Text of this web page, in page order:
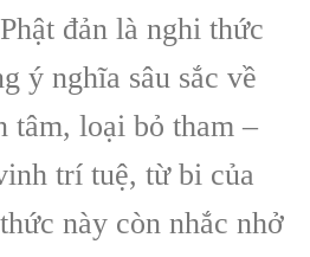
đản là nghi thức
ý nghĩa sâu sắc về
tâm, loại bỏ tham –
trí tuệ, từ bi của
này còn nhắc nhở